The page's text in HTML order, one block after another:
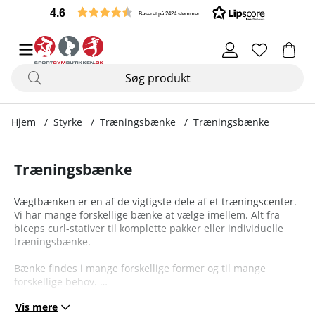
4.6 Baseret på 2424 stemmer
Hjem Styrke Træningsbænke Træningsbænke
Træningsbænke
Vægtbænken er en af de vigtigste dele af et træningscenter.
Vi har mange forskellige bænke at vælge imellem. Alt fra
biceps curl-stativer til komplette pakker eller individuelle
træningsbænke.
Bænke findes i mange forskellige former og til mange
forskellige behov.
Hos os finder du et stort udvalg af træningsbænke, der
Vis mere